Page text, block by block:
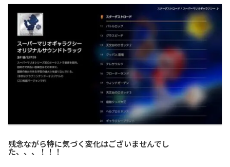
残念ながら特に気づく変化はございませんでし
た、、、！！！